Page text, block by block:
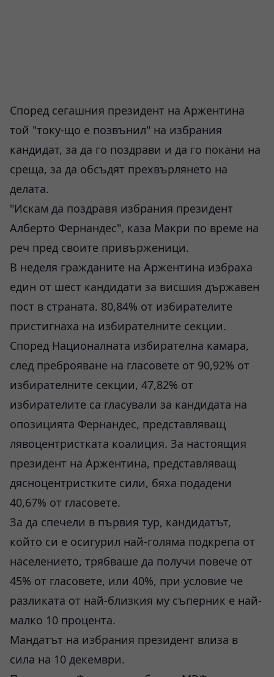
Според сегашния президент на Аржентина
той "току-що е позвънил" на избрания
кандидат, за да го поздрави и да го покани на
среща, за да обсъдят прехвърлянето на
делата.
"Искам да поздравя избрания президент
Алберто Фернандес", каза Макри по време на
реч пред своите привърженици.
В неделя гражданите на Аржентина избраха
един от шест кандидати за висшия държавен
пост в страната. 80,84% от избирателите
пристигнаха на избирателните секции.
Според Националната избирателна камара,
след преброяване на гласовете от 90,92% от
избирателните секции, 47,82% от
избирателите са гласували за кандидата на
опозицията Фернандес, представляващ
лявоцентристката коалиция. За настоящия
президент на Аржентина, представляващ
дясноцентристките сили, бяха подадени
40,67% от гласовете.
За да спечели в първия тур, кандидатът,
който си е осигурил най-голяма подкрепа от
населението, трябваше да получи повече от
45% от гласовете, или 40%, при условие че
разликата от най-близкия му съперник е най-
малко 10 процента.
Мандатът на избрания президент влиза в
сила на 10 декември.